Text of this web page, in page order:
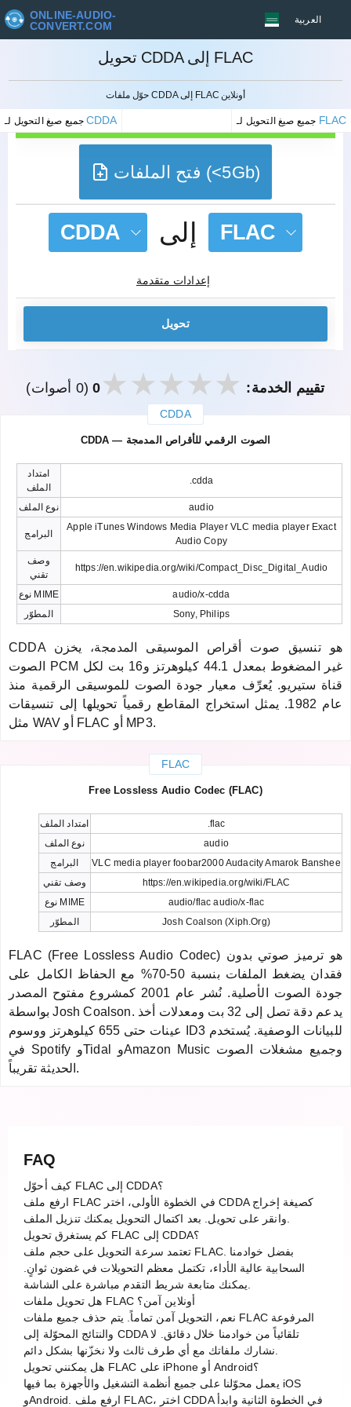
ONLINE-AUDIO-
CONVERT.COM
العربية
تحويل CDDA إلى FLAC
حوّل ملفات CDDA إلى FLAC أونلاين
جميع صيغ التحويل لـCDDA FLAC
إلغاء
فتح الملفات (<5Gb)
CDDA إلى FLAC
إعدادات متقدمة
تحويل
تقييم الخدمة: 0(0 أصوات)
CDDA
CDDA — الصوت الرقمي للأقراص المدمجة
امتداد
الملف
.cdda
نوع الملف audio
البرامج
Apple iTunes Windows Media Player VLC media player Exact
Audio Copy
وصف
تقني
https://en.wikipedia.org/wiki/Compact_Disc_Digital_Audio
نوع MIME
audio/x-cdda
المطوّر
Sony, Philips
CDDA هو تنسيق صوت أقراص الموسيقى المدمجة، يخزن
الصوت PCM غير المضغوط بمعدل 44.1 كيلوهرتز و16 بت لكل
قناة ستيريو. يُعرِّف معيار جودة الصوت للموسيقى الرقمية منذ
عام 1982. يمثل استخراج المقاطع رقمياً تحويلها إلى تنسيقات
مثل WAV أو FLAC أو MP3.
FLAC
Free Lossless Audio Codec (FLAC)
امتداد الملف
.flac
نوع الملف
audio
البرامج
VLC media player foobar2000 Audacity Amarok Banshee
وصف تقني
https://en.wikipedia.org/wiki/FLAC
نوع MIME
audio/flac audio/x-flac
المطوّر
Josh Coalson (Xiph.Org)
FLAC (Free Lossless Audio Codec) هو ترميز صوتي بدون
فقدان يضغط الملفات بنسبة 50-70% مع الحفاظ الكامل على
جودة الصوت الأصلية. نُشر عام 2001 كمشروع مفتوح المصدر
بواسطة Josh Coalson. يدعم دقة تصل إلى 32 بت ومعدلات أخذ
عينات حتى 655 كيلوهرتز ووسوم ID3 للبيانات الوصفية. يُستخدم
في Spotify وTidal وAmazon Music وجميع مشغلات الصوت
الحديثة تقريباً.
FAQ
كيف أحوّل FLAC إلى CDDA؟
ارفع ملف FLAC في الخطوة الأولى، اختر CDDA كصيغة إخراج
كم يستغرق تحويل FLAC إلى CDDA؟
تعتمد سرعة التحويل على حجم ملف FLAC. بفضل خوادمنا
السحابية عالية الأداء، تكتمل معظم التحويلات في غضون ثوانٍ.
هل تحويل ملفات FLAC أونلاين آمن؟
نعم، التحويل آمن تماماً. يتم حذف جميع ملفات FLAC المرفوعة
والنتائج المحوّلة إلى CDDA تلقائياً من خوادمنا خلال دقائق. لا
هل يمكنني تحويل FLAC على iPhone أو Android؟
يعمل محوّلنا على جميع أنظمة التشغيل والأجهزة بما فيها iOS
وAndroid. ارفع ملف FLAC، اختر CDDA في الخطوة الثانية وابدأ